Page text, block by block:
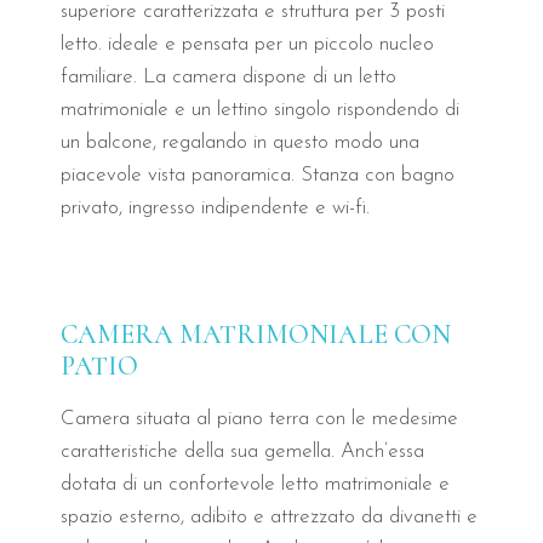
In cosa consiste l'esperienza
La colazione del B&B Il Villino Torre dell'Orso è
Quanto dista il B&B Il Villino
È possibile soggiornare con
La struttura offre il parcheggio
Sì, il B&B Il Villino Torre dell'Orso dispone di un
superiore caratterizzata e struttura per 3 posti
letto. ideale e pensata per un piccolo nucleo
familiare. La camera dispone di un letto
matrimoniale e un lettino singolo rispondendo di
un balcone, regalando in questo modo una
piacevole vista panoramica. Stanza con bagno
privato, ingresso indipendente e wi-fi.
CAMERA MATRIMONIALE CON
PATIO
Camera situata al piano terra con le medesime
caratteristiche della sua gemella. Anch’essa
dotata di un confortevole letto matrimoniale e
spazio esterno, adibito e attrezzato da divanetti e